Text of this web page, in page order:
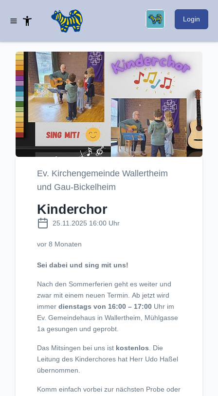
Login
Ev. Kirchengemeinde Wallertheim
und Gau-Bickelheim
Kinderchor
25.11.2025 16:00 Uhr
vor 8 Monaten
Sei dabei und sing mit uns!
Nach den Sommerferien geht es weiter und
zwar mit einem neuen Termin. Ab jetzt wird
immer dienstags von 16:00 – 17:00 Uhr im
Ev. Gemeindehaus in Wallertheim, Mühlgasse
1a gesungen und geprobt.
Das Mitsingen bei uns ist kostenlos. Die
Leitung des Kinderchores hat Herr Udo Haßel
übernommen.
Komm einfach vorbei zur nächsten Probe oder